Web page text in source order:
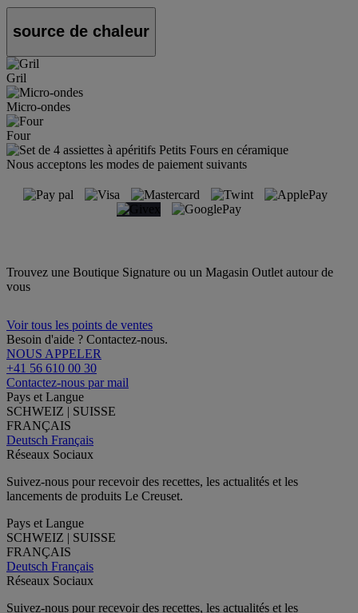
source de chaleur
Gril
Micro-ondes
Four
Nous acceptons les modes de paiement suivants
Trouvez une Boutique Signature ou un Magasin Outlet autour de
vous
Voir tous les points de ventes
Besoin d'aide ? Contactez-nous.
NOUS APPELER
+41 56 610 00 30
Contactez-nous par mail
Pays et Langue
SCHWEIZ | SUISSE
FRANÇAIS
Deutsch Français
Réseaux Sociaux
Suivez-nous pour recevoir des recettes, les actualités et les
lancements de produits Le Creuset.
Pays et Langue
SCHWEIZ | SUISSE
FRANÇAIS
Deutsch Français
Réseaux Sociaux
Suivez-nous pour recevoir des recettes, les actualités et les